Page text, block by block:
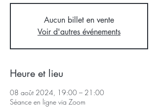
Aucun billet en vente
Voir d'autres événements
Heure et lieu
08 août 2024, 19:00 – 21:00
Séance en ligne via Zoom